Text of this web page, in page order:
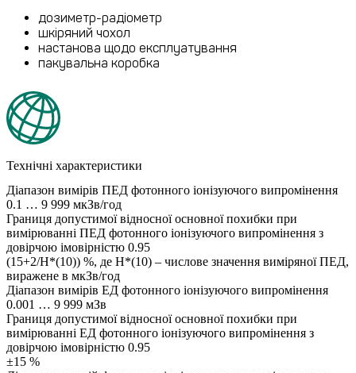
дозиметр-радіометр
шкіряний чохол
настанова щодо експлуатування
пакувальна коробка
Технічні характеристики
Діапазон вимірів ПЕД фотонного іонізуючого випромінення
0.1 … 9 999 мкЗв/год
Границя допустимої відносної основної похибки при
вимірюванні ПЕД фотонного іонізуючого випромінення з
довірчою імовірністю 0.95
(15+2/H*(10)) %, де H*(10) – числове значення виміряної ПЕД,
виражене в мкЗв/год
Діапазон вимірів ЕД фотонного іонізуючого випромінення
0.001 … 9 999 мЗв
Границя допустимої відносної основної похибки при
вимірюванні ЕД фотонного іонізуючого випромінення з
довірчою імовірністю 0.95
±15 %